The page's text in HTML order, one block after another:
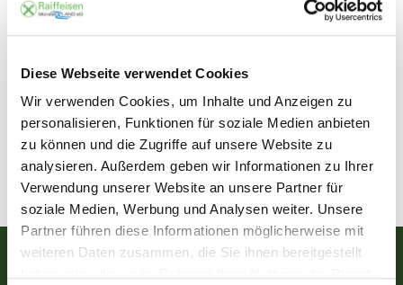
Diese Webseite verwendet Cookies
Wir verwenden Cookies, um Inhalte und Anzeigen zu
personalisieren, Funktionen für soziale Medien anbieten
zu können und die Zugriffe auf unsere Website zu
analysieren. Außerdem geben wir Informationen zu Ihrer
Verwendung unserer Website an unsere Partner für
soziale Medien, Werbung und Analysen weiter. Unsere
Partner führen diese Informationen möglicherweise mit
weiteren Daten zusammen, die Sie ihnen bereitgestellt
Sprakeler-Straße 5,
48159 Sprakel
Raiffeisenmarkt
Mo - Fr
9:00 - 18:00 Uhr
Sa
9:00 - 13:00 Uhr